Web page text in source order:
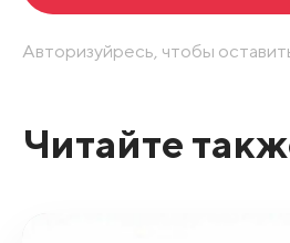
Авторизуйресь, чтобы
Читайте